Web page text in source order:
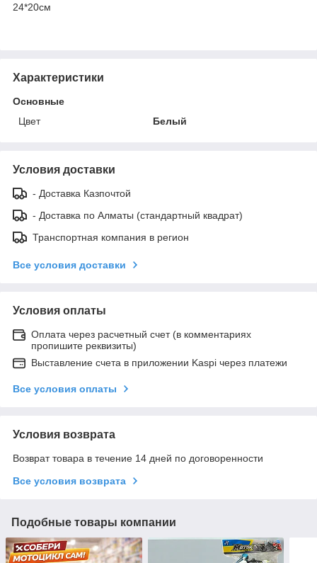
24*20см
Характеристики
Основные
Цвет
Белый
Условия доставки
- Доставка Казпочтой
- Доставка по Алматы (стандартный квадрат)
Транспортная компания в регион
Все условия доставки
Условия оплаты
Оплата через расчетный счет (в комментариях
пропишите реквизиты)
Выставление счета в приложении Kaspi через платежи
Все условия оплаты
Условия возврата
Возврат товара в течение 14 дней по договоренности
Все условия возврата
Подобные товары компании